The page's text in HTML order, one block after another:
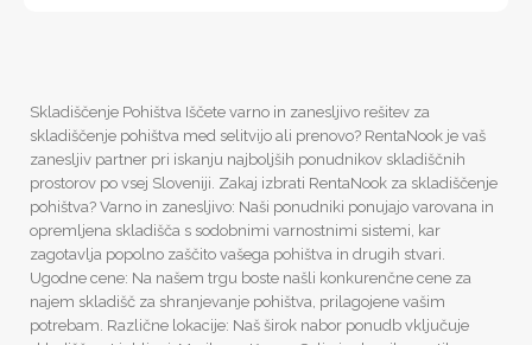
Skladiščenje Pohištva Iščete varno in zanesljivo rešitev za
skladiščenje pohištva med selitvijo ali prenovo? RentaNook je vaš
zanesljiv partner pri iskanju najboljših ponudnikov skladiščnih
prostorov po vsej Sloveniji. Zakaj izbrati RentaNook za skladiščenje
pohištva? Varno in zanesljivo: Naši ponudniki ponujajo varovana in
opremljena skladišča s sodobnimi varnostnimi sistemi, kar
zagotavlja popolno zaščito vašega pohištva in drugih stvari.
Ugodne cene: Na našem trgu boste našli konkurenčne cene za
najem skladišč za shranjevanje pohištva, prilagojene vašim
potrebam. Različne lokacije: Naš širok nabor ponudb vključuje